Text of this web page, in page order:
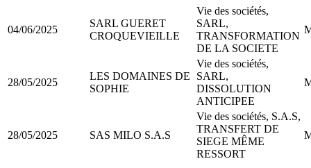
04/06/2025
SARL GUERET
CROQUEVIEILLE
Vie des sociétés,
SARL,
TRANSFORMATION
DE LA SOCIETE
28/05/2025
LES DOMAINES DE
SOPHIE
Vie des sociétés,
SARL,
DISSOLUTION
ANTICIPEE
28/05/2025 SAS MILO S.A.S
Vie des sociétés, S.A.S,
TRANSFERT DE
SIEGE MÊME
RESSORT